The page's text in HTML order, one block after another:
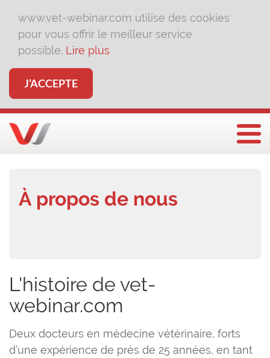
www.vet-webinar.com utilise des cookies
pour vous offrir le meilleur service
possible. Lire plus
J’ACCEPTE
À propos de nous
L'histoire de vet-
webinar.com
Deux docteurs en médecine vétérinaire, forts
d’une expérience de près de 25 années, en tant